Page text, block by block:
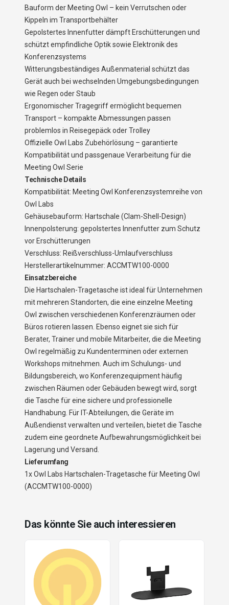
Bauform der Meeting Owl – kein Verrutschen oder
Kippeln im Transportbehälter
Gepolstertes Innenfutter dämpft Erschütterungen und
schützt empfindliche Optik sowie Elektronik des
Konferenzsystems
Witterungsbeständiges Außenmaterial schützt das
Gerät auch bei wechselnden Umgebungsbedingungen
wie Regen oder Staub
Ergonomischer Tragegriff ermöglicht bequemen
Transport – kompakte Abmessungen passen
problemlos in Reisegepäck oder Trolley
Offizielle Owl Labs Zubehörlösung – garantierte
Kompatibilität und passgenaue Verarbeitung für die
Meeting Owl Serie
Technische Details
Kompatibilität: Meeting Owl Konferenzsystemreihe von
Owl Labs
Gehäusebauform: Hartschale (Clam-Shell-Design)
Innenpolsterung: gepolstertes Innenfutter zum Schutz
vor Erschütterungen
Verschluss: Reißverschluss-Umlaufverschluss
Herstellerartikelnummer: ACCMTW100-0000
Einsatzbereiche
Die Hartschalen-Tragetasche ist ideal für Unternehmen
mit mehreren Standorten, die eine einzelne Meeting
Owl zwischen verschiedenen Konferenzräumen oder
Büros rotieren lassen. Ebenso eignet sie sich für
Berater, Trainer und mobile Mitarbeiter, die die Meeting
Owl regelmäßig zu Kundenterminen oder externen
Workshops mitnehmen. Auch im Schulungs- und
Bildungsbereich, wo Konferenzequipment häufig
zwischen Räumen oder Gebäuden bewegt wird, sorgt
die Tasche für eine sichere und professionelle
Handhabung. Für IT-Abteilungen, die Geräte im
Außendienst verwalten und verteilen, bietet die Tasche
zudem eine geordnete Aufbewahrungsmöglichkeit bei
Lagerung und Versand.
Lieferumfang
1x Owl Labs Hartschalen-Tragetasche für Meeting Owl
(ACCMTW100-0000)
Das könnte Sie auch interessieren